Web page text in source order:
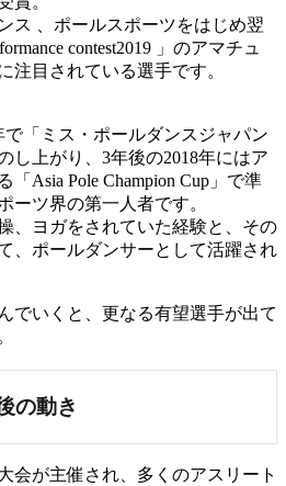
ス 、ポールスポーツをはじめ翌
contest2019 」のアマチュ
注目されている選手です。
で「ミス・ポールダンスジャパン
し上がり、3年後の2018年にはア
Asia Pole Champion Cup」で準
ーツ界の第一人者です。
、ヨガをされていた経験と、その
、ポールダンサーとして活躍され
でいくと、更なる有望選手が出て
の動き
会が主催され、多くのアスリート